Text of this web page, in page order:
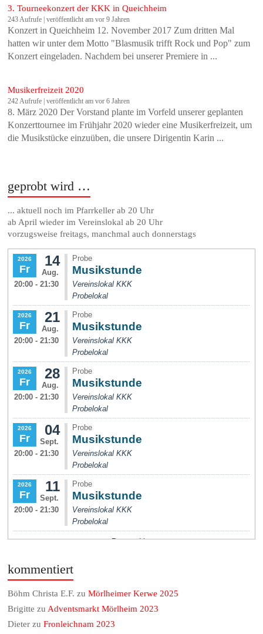
3. Tourneekonzert der KKK in Queichheim
243 Aufrufe |veröffentlicht am vor 9 Jahren
Konzert in Queichheim 12. November 2017 Zum dritten Mal
hatten wir unter dem Motto "Blasmusik trifft Rock und Pop" zum
Konzert eingeladen. Nachdem bei unserer Premiere in ...
Musikerfreizeit 2020
242 Aufrufe |veröffentlicht am vor 6 Jahren
8. März 2020 Der Vorstand plante im Vorfeld unserer geplanten
Konzerttournee im Frühjahr 2020 wieder eine Musikerfreizeit, um
die Musikstücke einzuüben, die unsere Dirigentin Karin ...
geprobt wird …
... aktuell noch im Pfarrkeller ab 20 Uhr
ab April wieder im Vereinslokal ab 20 Uhr
vorzugsweise freitags, manchmal auch donnerstags
kommentiert
Böhm Christa E.F. zuMörlheimer Kerwe 2025
Brigitte zu Adventsmarkt Mörlheim 2023
Dieter zuFronleichnam 2023